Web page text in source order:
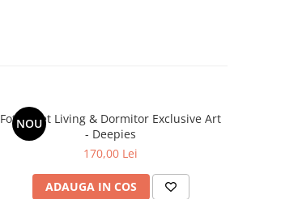
NOU
Fototapet Living & Dormitor Exclusive Art
- Deepies
170,00 Lei
ADAUGA IN COS